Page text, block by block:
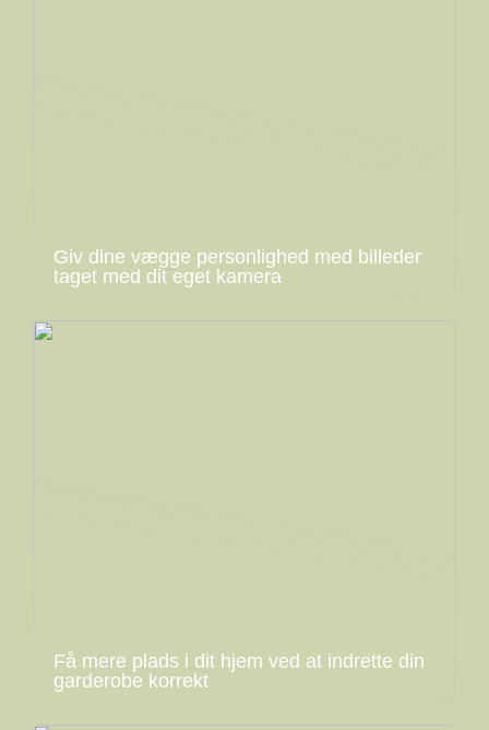
Giv dine vægge personlighed med billeder
taget med dit eget kamera
Få mere plads i dit hjem ved at indrette din
garderobe korrekt